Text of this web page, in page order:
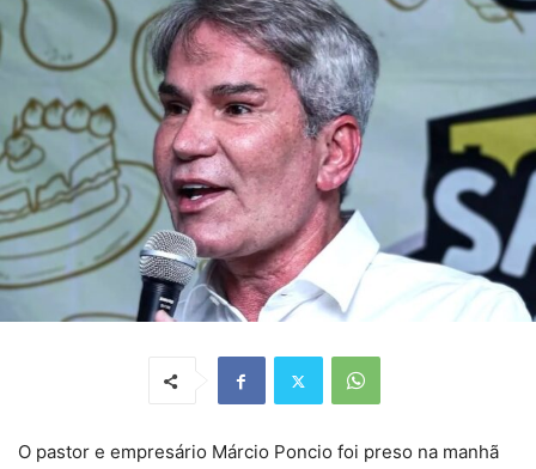
O pastor e empresário Márcio Poncio foi preso na manhã